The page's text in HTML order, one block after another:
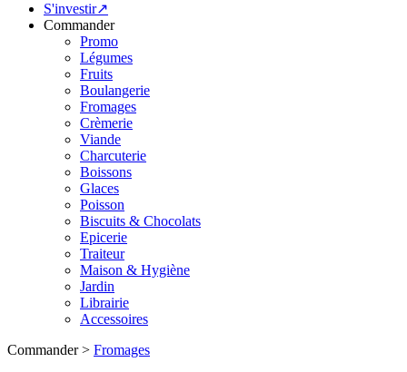
S'investir↗
Commander
Promo
Légumes
Fruits
Boulangerie
Fromages
Crèmerie
Viande
Charcuterie
Boissons
Glaces
Poisson
Biscuits & Chocolats
Epicerie
Traiteur
Maison & Hygiène
Jardin
Librairie
Accessoires
Commander> Fromages